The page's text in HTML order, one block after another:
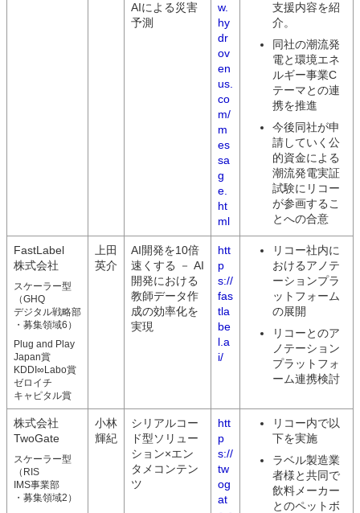
AIによる災害
予測
w.
hy
dr
ov
en
us.
co
m/
m
es
sa
g
e.
ht
ml
支援内容を紹
介。
同社の潮流発
電と環境エネ
ルギー事業C
テーマとの連
携を推進
今後同社が申
請していく公
的資金による
潮流発電実証
試験にリコー
が参画するこ
とへの合意
FastLabel
株式会社
スケーラー型
（GHQ
デジタル戦略部
・募集領域6）
Plug and Play
Japan賞
KDDI∞Labo賞
ゼロイチ
キャピタル賞
上田
英介
AI開発を10倍
速くする － AI
開発における
教師データ作
成の効率化を
実現
htt
p
s://
fas
tla
be
l.a
i/
リコー社内に
おけるアノテ
ーションプラ
ットフォーム
の展開
リコーとのア
ノテーション
プラットフォ
ーム連携検討
株式会社
TwoGate
スケーラー型
（RIS
IMS事業部
・募集領域2）
小林
輝紀
シリアルコー
ド型ソリュー
ション×エン
タメコンテン
ツ
htt
p
s://
tw
og
at
リコー内で以
下を実施
ラベル製造業
者様と共同で
飲料メーカー
とのペットボ